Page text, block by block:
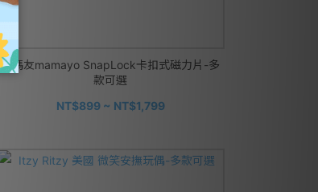
媽媽友mamayo SnapLock卡扣式磁力片-多
款可選
NT$899 ~ NT$1,799